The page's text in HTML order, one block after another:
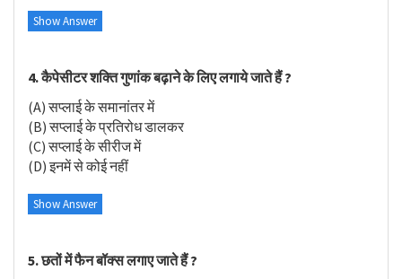
Show Answer
4. कैपेसीटर शक्ति गुणांक बढ़ाने के लिए लगाये जाते हैं ?
(A) सप्लाई के समानांतर में
(B) सप्लाई के प्रतिरोध डालकर
(C) सप्लाई के सीरीज में
(D) इनमें से कोई नहीं
Show Answer
5. छतों में फैन बॉक्स लगाए जाते हैं ?